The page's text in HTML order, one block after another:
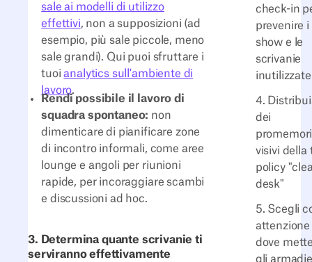
check-in
prevenire i
show e le
scrivanie
inutilizzate
4.
dei
visivi della
policy
desk"
5. Scegli
attenzione
dove
gli
sale ai modelli di utilizzo
effettivi, non a supposizioni (ad
esempio, più sale piccole, meno
sale grandi). Qui puoi sfruttare i
tuoianalytics sull'ambiente di
lavoro.
Rendi possibile il lavoro di
squadra spontaneo: non
dimenticare di pianificare zone
di incontro informali, come aree
lounge e angoli per riunioni
rapide, per incoraggiare scambi
e discussioni ad hoc.
3. Determina quante scrivanie ti
serviranno effettivamente